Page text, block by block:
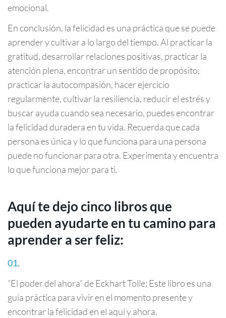
emocional.
En conclusión, la felicidad es una práctica que se puede
aprender y cultivar a lo largo del tiempo. Al practicar la
gratitud, desarrollar relaciones positivas, practicar la
atención plena, encontrar un sentido de propósito,
practicar la autocompasión, hacer ejercicio
regularmente, cultivar la resiliencia, reducir el estrés y
buscar ayuda cuando sea necesario, puedes encontrar
la felicidad duradera en tu vida. Recuerda que cada
persona es única y lo que funciona para una persona
puede no funcionar para otra. Experimenta y encuentra
lo que funciona mejor para ti.
Aquí te dejo cinco libros que
pueden ayudarte en tu camino para
aprender a ser feliz:
“El poder del ahora” de Eckhart Tolle: Este libro es una
guía práctica para vivir en el momento presente y
encontrar la felicidad en el aquí y ahora.